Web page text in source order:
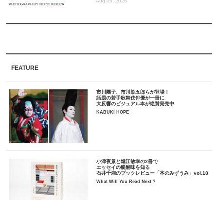
PHOTOGRAPH BY NORIO KIDERA
FEATURE
市川團子、市川染五郎らが登場！
話題の若手歌舞伎俳優が一冊に
大反響のビジュアル本が絶賛発売中
KABUKI HOPE
小津夜景と堀江敏幸の2冊で
エッセイの醍醐味を知る
石井千湖のブックレビュー「本のみずうみ」vol.18
What Will You Read Next ?